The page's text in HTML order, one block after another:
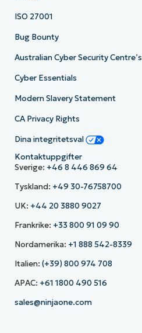
ISO 27001
Bug Bounty
Australian Cyber Security
Cyber Essentials
Modern Slavery Statement
CA Privacy Rights
Dina integritetsval
Kontaktuppgifter
Sverige: +46 8 446 869 64
Tyskland: +49 30-76758700
UK: +44 20 3880 9027
Frankrike: +33 800 91 09 90
Nordamerika: +1 888 542-8339
Italien: (+39) 800 974 708
APAC: +61 1800 490 516
sales@ninjaone.com